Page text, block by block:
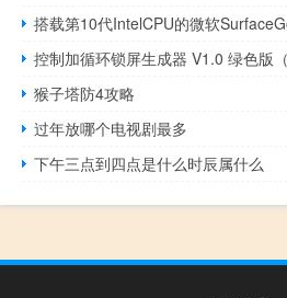
搭载第10代IntelCPU的微软
猴子塔防4攻略
过年放哪个电视剧最多
下午三点到四点是什么时辰属什么